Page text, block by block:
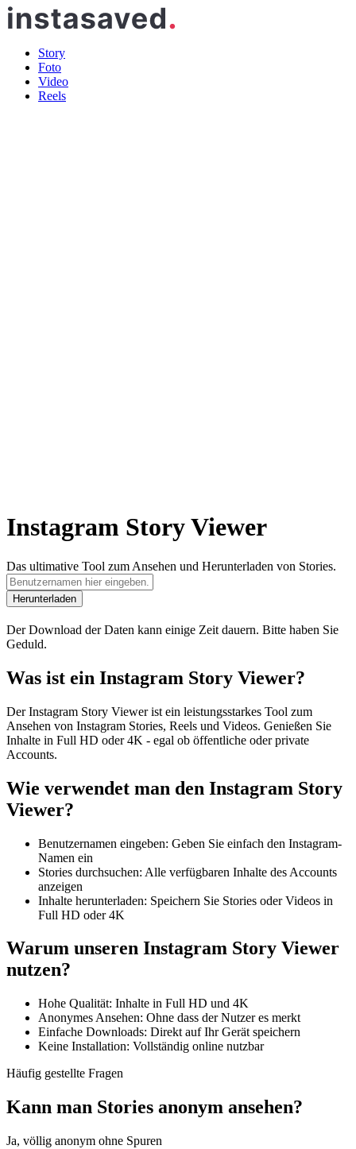
Story
Foto
Video
Reels
Instagram Story Viewer
Das ultimative Tool zum Ansehen und Herunterladen von Stories.
Herunterladen
Der Download der Daten kann einige Zeit dauern. Bitte haben Sie
Geduld.
Was ist ein Instagram Story Viewer?
Der Instagram Story Viewer ist ein leistungsstarkes Tool zum
Ansehen von Instagram Stories, Reels und Videos. Genießen Sie
Inhalte in Full HD oder 4K - egal ob öffentliche oder private
Accounts.
Wie verwendet man den Instagram Story
Viewer?
Benutzernamen eingeben: Geben Sie einfach den Instagram-
Namen ein
Stories durchsuchen: Alle verfügbaren Inhalte des Accounts
anzeigen
Inhalte herunterladen: Speichern Sie Stories oder Videos in
Full HD oder 4K
Warum unseren Instagram Story Viewer
nutzen?
Hohe Qualität: Inhalte in Full HD und 4K
Anonymes Ansehen: Ohne dass der Nutzer es merkt
Einfache Downloads: Direkt auf Ihr Gerät speichern
Keine Installation: Vollständig online nutzbar
Häufig gestellte Fragen
Kann man Stories anonym ansehen?
Ja, völlig anonym ohne Spuren